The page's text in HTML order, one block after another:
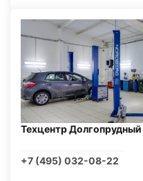
Техцентр Долгопрудный
+7 (495) 032-08-22